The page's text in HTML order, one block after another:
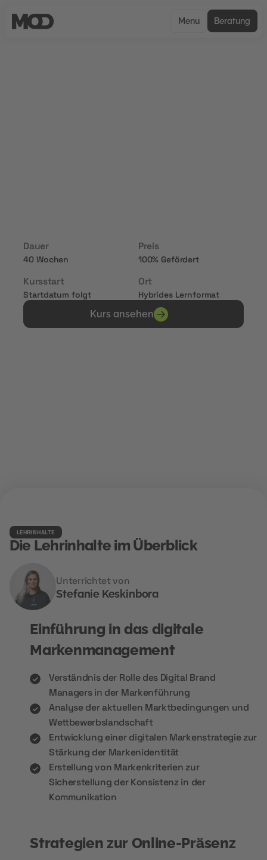
Menu Beratung
Dauer
40 Wochen
Preis
100% Gefördert
Kursstart
Startdatum folgt
Ort
Hybrides Lernformat
Kurs ansehen
LEHRINHALTE
Die Lehrinhalte im Überblick
Unterrichtet von
Stefanie Keskinbora
Einführung in das digitale
Markenmanagement
Verständnis der Rolle des Digital Brand
Managers in der Markenführung
Analyse der aktuellen Marktbedingungen und
Wettbewerbslandschaft
Entwicklung einer digitalen Markenstrategie zur
Stärkung der Markenidentität
Erstellung von Markenkriterien zur
Sicherstellung der Konsistenz in der
Kommunikation
Strategien zur Online-Präsenz